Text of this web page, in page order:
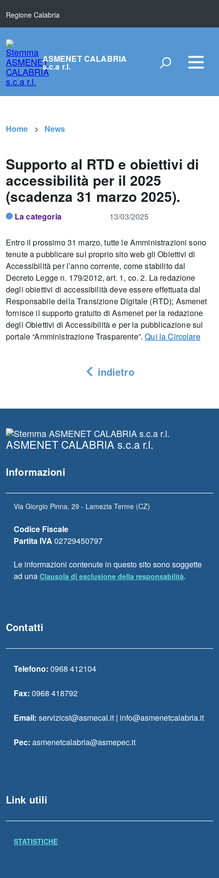
Regione Calabria
ASMENET CALABRIA
s.c.a r.l.
Home News
Supporto al RTD e obiettivi di
accessibilità per il 2025
(scadenza 31 marzo 2025).
La categoria 13/03/2025
Entro il prossimo 31 marzo, tutte le Amministrazioni sono
tenute a pubblicare sul proprio sito web gli Obiettivi di
Accessibilità per l’anno corrente, come stabilito dal
Decreto Legge n. 179/2012, art. 1, co. 2. La redazione
degli obiettivi di accessibilità deve essere effettuata dal
Responsabile della Transizione Digitale (RTD); Asmenet
fornisce il supporto gratuito di Asmenet per la redazione
degli Obiettivi di Accessibilità e per la pubblicazione sul
portale “Amministrazione Trasparente”.Qui la Circolare
indietro
ASMENET CALABRIA s.c.a r.l.
Informazioni
Via Giorgio Pinna, 29 - Lamezia Terme (CZ)
Codice Fiscale
Partita IVA 02729450797
Le informazioni contenute in questo sito sono soggette
ad una Clausola di esclusione della responsabilità.
Contatti
Telefono: 0968 412104
Fax: 0968 418792
Email: servizicst@asmecal.it | info@asmenetcalabria.it
Pec: asmenetcalabria@asmepec.it
Link utili
STATISTICHE